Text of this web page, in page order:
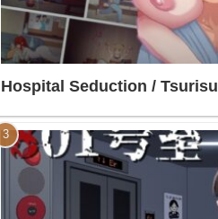
Hospital Seduction / Tsurisu